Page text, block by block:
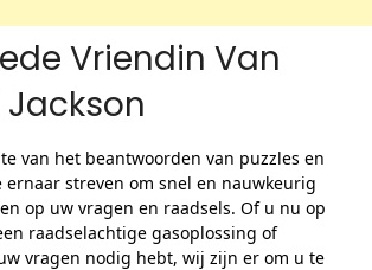
Vriendin Van
van het beantwoorden van puzzles en
ernaar streven om snel en nauwkeurig
op uw vragen en raadsels. Of u nu op
raadselachtige gasoplossing of
vragen nodig hebt, wij zijn er om u te